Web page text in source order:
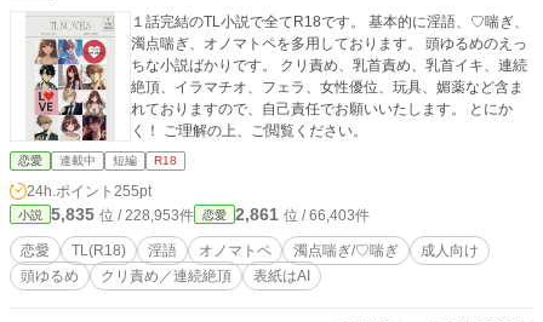
１話完結のTL小説で全てR18です。 基本的に淫語、♡喘ぎ、
濁点喘ぎ、オノマトペを多用しております。 頭ゆるめのえっ
ちな小説ばかりです。 クリ責め、乳首責め、乳首イキ、連続
絶頂、イラマチオ、フェラ、女性優位、玩具、媚薬など含ま
れておりますので、自己責任でお願いいたします。 とにか
く！ ご理解の上、ご閲覧ください。
恋愛 連載中 短編 R18
24h.ポイント 255pt
小説 5,835 位 / 228,953件 恋愛 2,861 位 / 66,403件
恋愛 TL(R18) 淫語 オノマトペ 濁点喘ぎ/♡喘ぎ
成人向け
頭ゆるめ
クリ責め／連続絶頂 表紙はAI